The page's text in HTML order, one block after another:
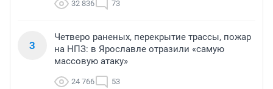
32 836 73
3
Четверо раненых, перекрытие трассы, пожар
на НПЗ: в Ярославле отразили «самую
массовую атаку»
24 766 53